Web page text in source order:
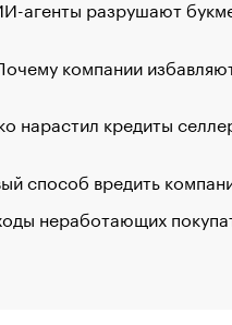
агенты разрушают
компании
нарастил кредиты
способ вредить
неработающих